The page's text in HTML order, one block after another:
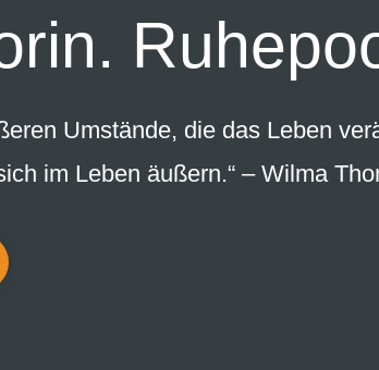
Umstände, die das Leben
im Leben äußern.“ – Wilma